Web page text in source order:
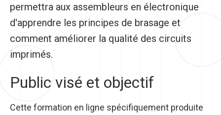
permettra aux assembleurs en électronique
d'apprendre les principes de brasage et
comment améliorer la qualité des circuits
imprimés.
Public visé et objectif
Cette formation en ligne spécifiquement produite